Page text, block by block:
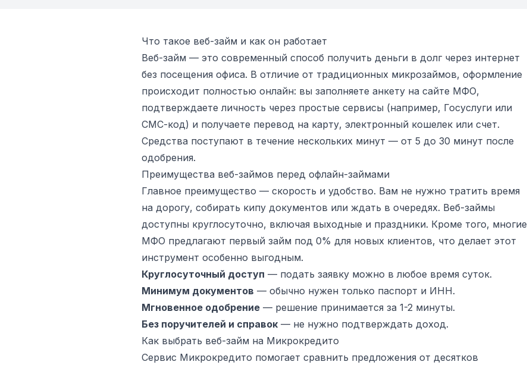
Что такое веб-займ и как он работает
Веб-займ — это современный способ получить деньги в долг через интернет
без посещения офиса. В отличие от традиционных микрозаймов, оформление
происходит полностью онлайн: вы заполняете анкету на сайте МФО,
подтверждаете личность через простые сервисы (например, Госуслуги или
СМС-код) и получаете перевод на карту, электронный кошелек или счет.
Средства поступают в течение нескольких минут — от 5 до 30 минут после
одобрения.
Преимущества веб-займов перед офлайн-займами
Главное преимущество — скорость и удобство. Вам не нужно тратить время
на дорогу, собирать кипу документов или ждать в очередях. Веб-займы
доступны круглосуточно, включая выходные и праздники. Кроме того, многие
МФО предлагают первый займ под 0% для новых клиентов, что делает этот
инструмент особенно выгодным.
Круглосуточный доступ — подать заявку можно в любое время суток.
Минимум документов — обычно нужен только паспорт и ИНН.
Мгновенное одобрение — решение принимается за 1-2 минуты.
Без поручителей и справок — не нужно подтверждать доход.
Как выбрать веб-займ на Микрокредито
Сервис Микрокредито помогает сравнить предложения от десятков